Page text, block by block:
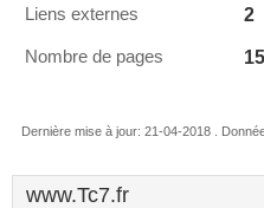
Liens externes 2
Nombre de pages 15
Dernière mise à jour: 21-04-2018 .
www.Tc7.fr